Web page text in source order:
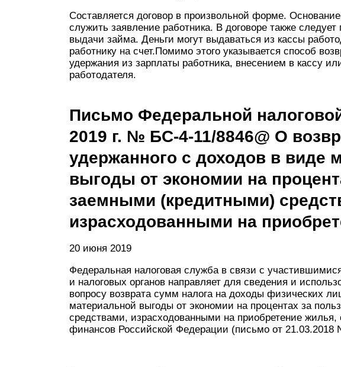
Составляется договор в произвольной форме.
служить заявление работника. В договоре также
выдачи займа. Деньги могут выдаваться из кассы
работнику на счет.Помимо этого указывается способ
удержания из зарплаты работника, внесением в кассу
работодателя.
Письмо Федеральной
2019 г. № БС-4-11/8846@ О
удержанного с доходов в виде
выгоды от экономии на
заемными (кредитными)
израсходованными на
20 июня 2019
Федеральная налоговая служба в связи с
и налоговых органов направляет для сведения и
вопросу возврата сумм налога на доходы физических
материальной выгоды от экономии на процентах за
средствами, израсходованными на приобретение
финансов Российской Федерации (письмо от 21.03.2018